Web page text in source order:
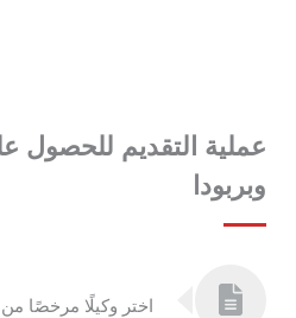
عملية التقديم للحصول
وبربودا
اختر وكيلًا مرخصًا من